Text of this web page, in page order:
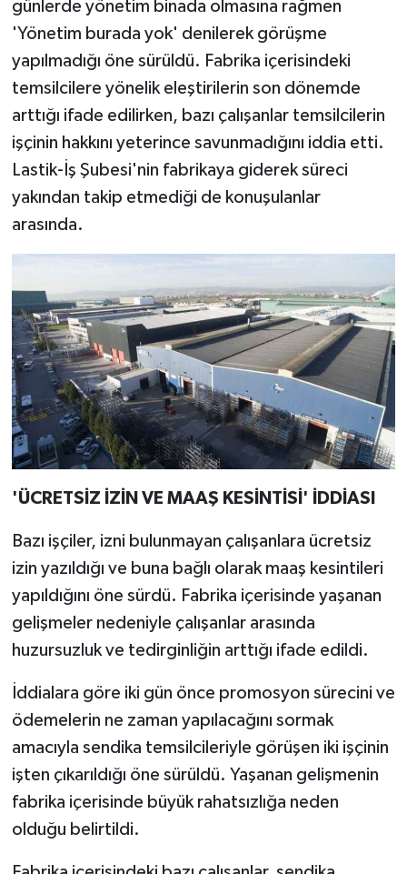
günlerde yönetim binada olmasına rağmen
'Yönetim burada yok' denilerek görüşme
yapılmadığı öne sürüldü. Fabrika içerisindeki
temsilcilere yönelik eleştirilerin son dönemde
arttığı ifade edilirken, bazı çalışanlar temsilcilerin
işçinin hakkını yeterince savunmadığını iddia etti.
Lastik-İş Şubesi'nin fabrikaya giderek süreci
yakından takip etmediği de konuşulanlar
arasında.
'ÜCRETSİZ İZİN VE MAAŞ KESİNTİSİ' İDDİASI
Bazı işçiler, izni bulunmayan çalışanlara ücretsiz
izin yazıldığı ve buna bağlı olarak maaş kesintileri
yapıldığını öne sürdü. Fabrika içerisinde yaşanan
gelişmeler nedeniyle çalışanlar arasında
huzursuzluk ve tedirginliğin arttığı ifade edildi.
İddialara göre iki gün önce promosyon sürecini ve
ödemelerin ne zaman yapılacağını sormak
amacıyla sendika temsilcileriyle görüşen iki işçinin
işten çıkarıldığı öne sürüldü. Yaşanan gelişmenin
fabrika içerisinde büyük rahatsızlığa neden
olduğu belirtildi.